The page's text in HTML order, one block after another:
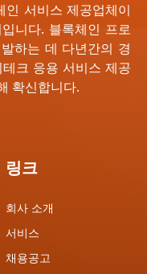
서비스 제공업체이
니다. 블록체인 프로
하는 데 다년간의 경
크 응용 서비스 제공
확신합니다.
링크
회사 소개
서비스
채용공고